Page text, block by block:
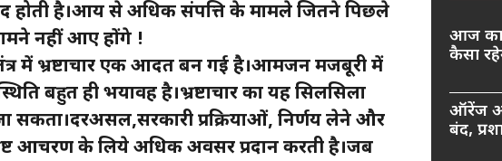
होती है।आय से अधिक संपत्ति के मामले जितने पिछले
नहीं आए होंगे !
में भ्रष्टाचार एक आदत बन गई है।आमजन मजबूरी में
बहुत ही भयावह है।भ्रष्टाचार का यह सिलसिला
प्रक्रियाओं, निर्णय लेने और
आचरण के लिये अधिक अवसर प्रदान करती है।जब
आज का
कैसा
ऑरेंज
बंद,